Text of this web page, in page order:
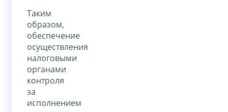
Таким
образом,
обеспечение
осуществления
налоговыми
органами
контроля
за
исполнением